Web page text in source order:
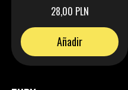
28,00 PLN
Añadir